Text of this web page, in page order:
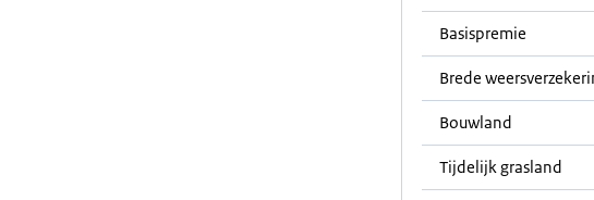
Basispremie
Brede
Bouwland
Tijdelijk grasland